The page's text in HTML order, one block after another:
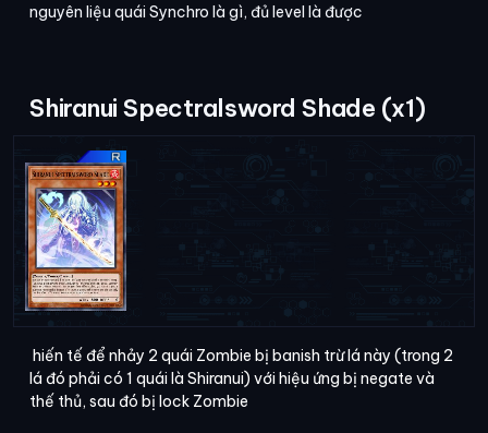
nguyên liệu quái Synchro là gì, đủ level là được
Shiranui Spectralsword Shade (x1)
hiến tế để nhảy 2 quái Zombie bị banish trừ lá này (trong 2
lá đó phải có 1 quái là Shiranui) với hiệu ứng bị negate và
thế thủ, sau đó bị lock Zombie